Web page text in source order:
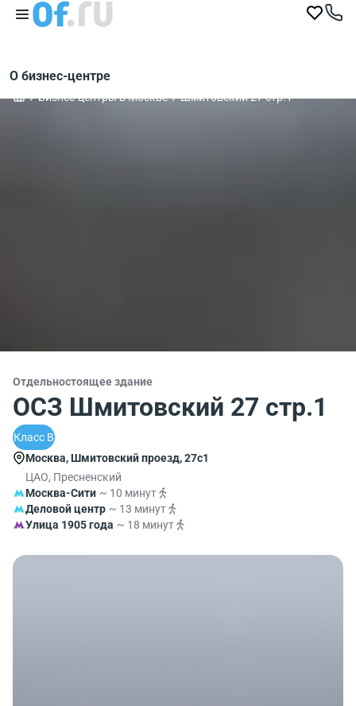
О бизнес-центре
Бизнес-центры в Москве Шмитовский 27 стр.1
Отдельностоящее здание
ОСЗ Шмитовский 27 стр.1
Класс B
Москва, Шмитовский проезд, 27с1
ЦАО, Пресненский
Москва-Сити ~ 10 минут
Деловой центр ~ 13 минут
Улица 1905 года ~ 18 минут